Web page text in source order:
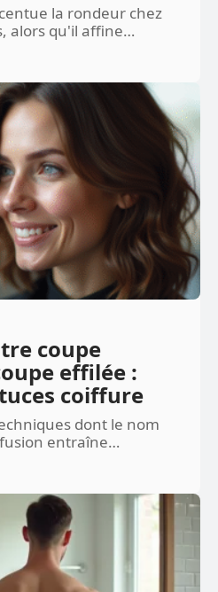
la rondeur chez
alors qu'il affine…
coupe
effilée :
coiffure
dont le nom
entraîne…